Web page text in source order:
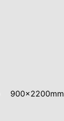
900x2200mm